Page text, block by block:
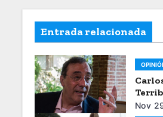
Entrada relacionada
Nov